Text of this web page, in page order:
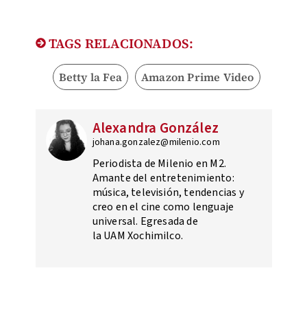
TAGS RELACIONADOS:
Betty la Fea Amazon Prime Video
Alexandra González
johana.gonzalez@milenio.com
Periodista de Milenio en M2.
Amante del entretenimiento:
música, televisión, tendencias y
creo en el cine como lenguaje
universal. Egresada de
la UAM Xochimilco.